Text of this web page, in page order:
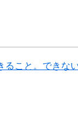
こと。できない